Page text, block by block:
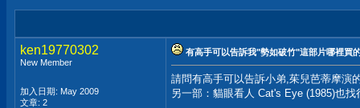
ken19770302
New Member
加入日期: May 2009
文章: 2
有高手可以告訴我"勢如破竹"這部片哪裡買
請問有高手可以告訴小弟,茱兒芭蒂摩演
另一部：貓眼看人 Cat's Eye (1985)也